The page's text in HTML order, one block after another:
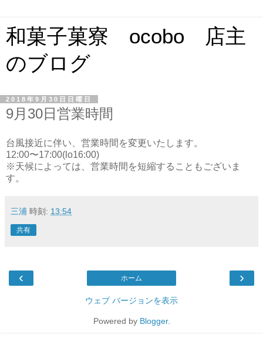
和菓子菓寮 ocobo 店主
のブログ
2018年9月30日日曜日
9月30日営業時間
台風接近に伴い、営業時間を変更いたします。
12:00〜17:00(lo16:00)
※天候によっては、営業時間を短縮することもございま
す。
三浦 時刻: 13:54
共有
‹ ›
ホーム
ウェブ バージョンを表示
Powered by Blogger.